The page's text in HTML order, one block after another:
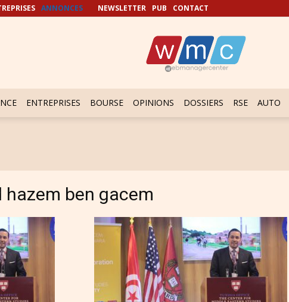
ANNONCES NEWSLETTER PUB CONTACT
ENTREPRISES BOURSE OPINIONS DOSSIERS RSE AUTO
hazem ben gacem